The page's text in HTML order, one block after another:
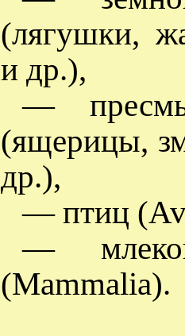
(лягушки,
и др.),
—
(ящерицы,
др.),
— птиц
—
(Mammalia).